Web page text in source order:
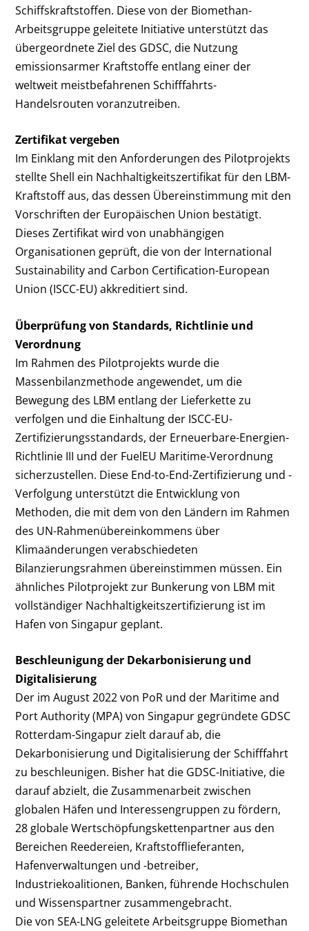
Schiffskraftstoffen. Diese von der Biomethan-
Arbeitsgruppe geleitete Initiative unterstützt das
übergeordnete Ziel des GDSC, die Nutzung
emissionsarmer Kraftstoffe entlang einer der
weltweit meistbefahrenen Schifffahrts-
Handelsrouten voranzutreiben.
Zertifikat vergeben
Im Einklang mit den Anforderungen des Pilotprojekts
stellte Shell ein Nachhaltigkeitszertifikat für den LBM-
Kraftstoff aus, das dessen Übereinstimmung mit den
Vorschriften der Europäischen Union bestätigt.
Dieses Zertifikat wird von unabhängigen
Organisationen geprüft, die von der International
Sustainability and Carbon Certification-European
Union (ISCC-EU) akkreditiert sind.
Überprüfung von Standards, Richtlinie und
Verordnung
Im Rahmen des Pilotprojekts wurde die
Massenbilanzmethode angewendet, um die
Bewegung des LBM entlang der Lieferkette zu
verfolgen und die Einhaltung der ISCC-EU-
Zertifizierungsstandards, der Erneuerbare-Energien-
Richtlinie III und der FuelEU Maritime-Verordnung
sicherzustellen. Diese End-to-End-Zertifizierung und -
Verfolgung unterstützt die Entwicklung von
Methoden, die mit dem von den Ländern im Rahmen
des UN-Rahmenübereinkommens über
Klimaänderungen verabschiedeten
Bilanzierungsrahmen übereinstimmen müssen. Ein
ähnliches Pilotprojekt zur Bunkerung von LBM mit
vollständiger Nachhaltigkeitszertifizierung ist im
Hafen von Singapur geplant.
Beschleunigung der Dekarbonisierung und
Digitalisierung
Der im August 2022 von PoR und der Maritime and
Port Authority (MPA) von Singapur gegründete GDSC
Rotterdam-Singapur zielt darauf ab, die
Dekarbonisierung und Digitalisierung der Schifffahrt
zu beschleunigen. Bisher hat die GDSC-Initiative, die
darauf abzielt, die Zusammenarbeit zwischen
globalen Häfen und Interessengruppen zu fördern,
28 globale Wertschöpfungskettenpartner aus den
Bereichen Reedereien, Kraftstofflieferanten,
Hafenverwaltungen und -betreiber,
Industriekoalitionen, Banken, führende Hochschulen
und Wissenspartner zusammengebracht.
Die von SEA-LNG geleitete Arbeitsgruppe Biomethan